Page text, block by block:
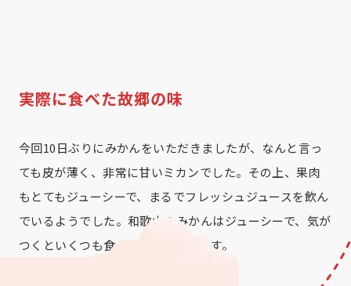
実際に食べた故郷の味
今回10日ぶりにみかんをいただきましたが、なんと言っ
ても皮が薄く、非常に甘いミカンでした。その上、果肉
もとてもジューシーで、まるでフレッシュジュースを飲ん
でいるようでした。和歌山のみかんはジューシーで、気が
つくといくつも食べてしまっています。